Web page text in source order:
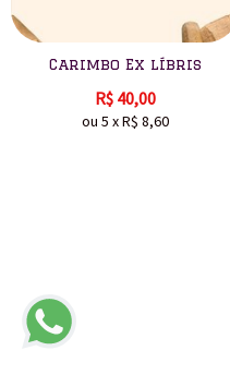
Carimbo Ex líbris
R$ 40,00
ou 5 xR$ 8,60